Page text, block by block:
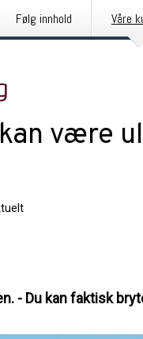
Følg innhold Våre
være
- Du kan faktisk